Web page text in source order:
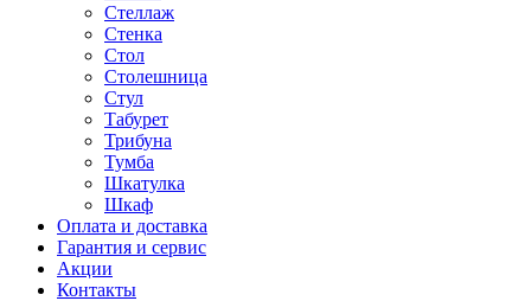
Стеллаж
Стенка
Стол
Столешница
Стул
Табурет
Трибуна
Тумба
Шкатулка
Шкаф
Оплата и доставка
Гарантия и сервис
Акции
Контакты